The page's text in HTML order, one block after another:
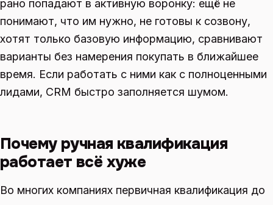
рано попадают в активную воронку: ещё не
понимают, что им нужно, не готовы к созвону,
хотят только базовую информацию, сравнивают
варианты без намерения покупать в ближайшее
время. Если работать с ними как с полноценными
лидами, CRM быстро заполняется шумом.
Почему ручная квалификация
работает всё хуже
Во многих компаниях первичная квалификация до